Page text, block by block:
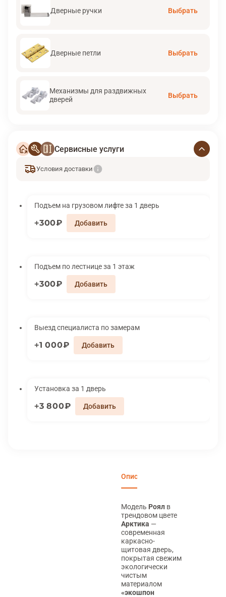
Дверные ручки Выбрать
Дверные петли Выбрать
Механизмы для раздвижных
дверей
Выбрать
Сервисные услуги
Условия доставки
Подъем на грузовом лифте за 1 дверь
300₽
Подъем по лестнице за 1 этаж
300₽
Выезд специалиста по замерам
1 000₽
Установка за 1 дверь
3 800₽
Описание
Модель Роял в
трендовом цвете
Арктика —
современная
каркасно-
щитовая дверь,
покрытая свежим
экологически
чистым
материалом
«экошпон